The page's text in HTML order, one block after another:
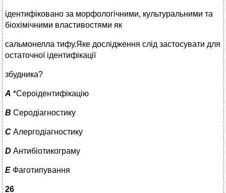
ідентифіковано за морфологічними, культуральними та
біохімічними властивостями як
сальмонелла тифу.Яке дослідження слід застосувати для
остаточної ідентифікації
збудника?
A *Сероідентифікацію
B Серодіагностику
C Алергодіагностику
D Антибіотикограму
E Фаготипування
26